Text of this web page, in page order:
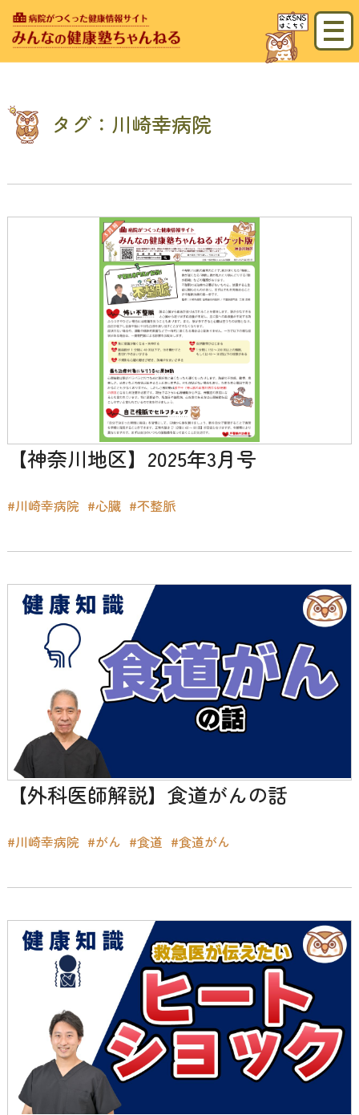
タグ：川崎幸病院
【神奈川地区】2025年3月号
#川崎幸病院 #心臓 #不整脈
【外科医師解説】食道がんの話
#川崎幸病院 #がん #食道 #食道がん